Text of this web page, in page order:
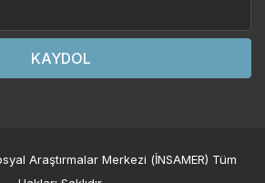
KAYDOL
Araştırmalar Merkezi (İNSAMER) Tüm